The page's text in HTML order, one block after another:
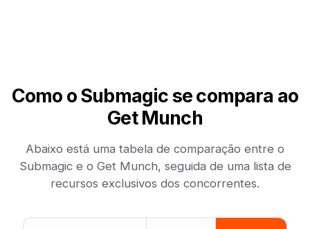
Como o Submagic se compara ao
Get Munch
Abaixo está uma tabela de comparação entre o
Submagic e o Get Munch, seguida de uma lista de
recursos exclusivos dos concorrentes.